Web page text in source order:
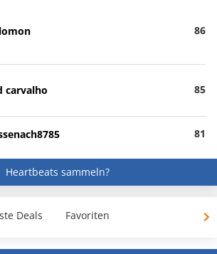
86
carvalho 85
81
Heartbeats sammeln?
Deals Favoriten